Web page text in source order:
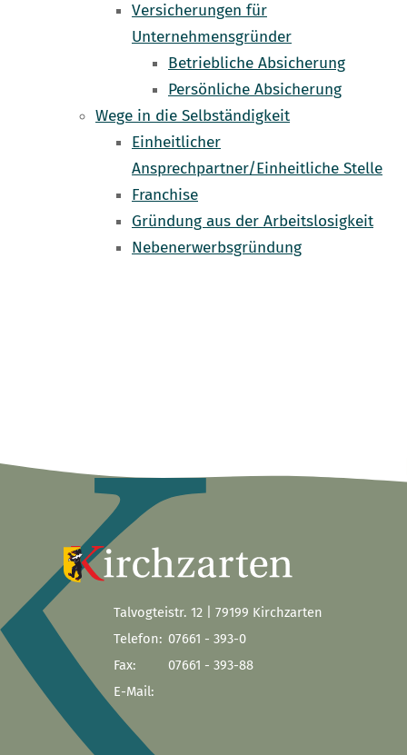
Versicherungen für
Unternehmensgründer
Betriebliche Absicherung
Persönliche Absicherung
Wege in die Selbständigkeit
Einheitlicher
Ansprechpartner/Einheitliche Stelle
Franchise
Gründung aus der Arbeitslosigkeit
Nebenerwerbsgründung
Talvogteistr. 12 | 79199 Kirchzarten
Telefon: 07661 - 393-0
Fax:
07661 - 393-88
E-Mail: